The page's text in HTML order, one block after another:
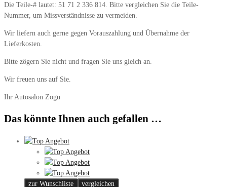
Die Teile-# lautet: 51 71 2 336 814. Bitte vergleichen Sie die Teile-
Nummer, um Missverständnisse zu vermeiden.
Wir liefern auch gerne gegen Vorauszahlung und Übernahme der
Lieferkosten.
Bitte zögern Sie nicht und fragen Sie uns gleich an.
Wir freuen uns auf Sie.
Ihr Autosalon Zogu
Das könnte Ihnen auch gefallen …
zur Wunschliste
vergleichen